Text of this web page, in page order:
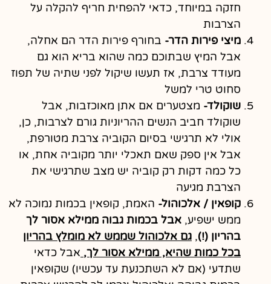
חזקה במיוחד, כדאי להפחית חריף להקלה על
הצרבות
מיצי פירות הדר- בחורף פירות הדר הם אחלה,
אבל המיץ שבתוכם כמה שהוא בריא הוא גם
מעודד צרבת, אז תעשו שיקול לפני שתיה של תפוז
סחוט טרי למשל
שוקולד- מצטערים אם אתן מאוכזבות, אבל
שוקולד חביב הנשים ההריוניות גורם לצרבות, כן,
אולי לא תרגישי בסיום הקוביה צרבת מטורפת,
אבל אין ספק שאם תאכלי יותר מקוביה אחת, או
כל כמה דקות רק קוביה יש מצב שתרגישי את
הצרבת מגיעה
קופאין / אלכוהול- האמת, קופאין בכמות נמוכה לא
ממש ישפיע, אבל בכמות גבוה ממילא אסור לך
בהריון (!), גם אלכוהול שממש לא מומלץ בהריון
בכל כמות שהיא, ממילא אסור לך, אבל כדאי
שתדעי (אם לא השתכנעת עד עכשיו) שקופאין